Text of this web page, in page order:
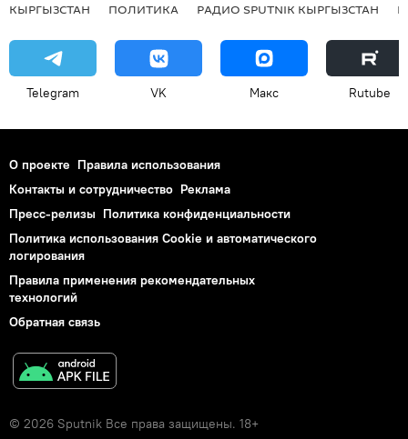
КЫРГЫЗСТАН ПОЛИТИКА РАДИО SPUTNIK КЫРГЫЗСТАН
Telegram VK Макс Rutube
О проекте Правила использования
Контакты и сотрудничество Реклама
Пресс-релизы Политика конфиденциальности
Политика использования Cookie и автоматического
логирования
Правила применения рекомендательных
технологий
Обратная связь
© 2026 Sputnik Все права защищены. 18+